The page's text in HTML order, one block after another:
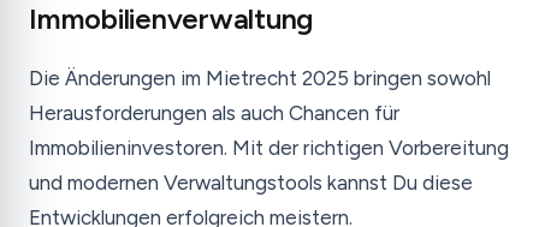
Immobilienverwaltung
Die Änderungen im Mietrecht 2025 bringen sowohl
Herausforderungen als auch Chancen für
Immobilieninvestoren. Mit der richtigen Vorbereitung
und modernen Verwaltungstools kannst Du diese
Entwicklungen erfolgreich meistern.